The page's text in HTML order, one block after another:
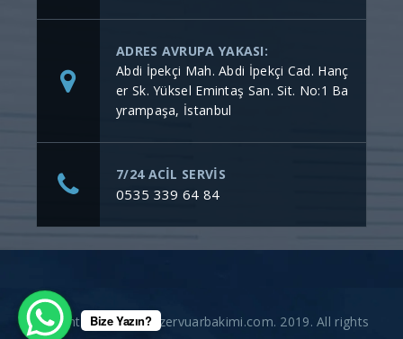
ADRES AVRUPA YAKASI:
Abdi İpekçi Mah. Abdi İpekçi Cad. Hanç
er Sk. Yüksel Emintaş San. Sit. No:1 Ba
yrampaşa, İstanbul
7/24 ACİL SERVİS
0535 339 64 84
Copyright © gommerezervuarbakimi.com. 2019. All rights
Bize Yazın?